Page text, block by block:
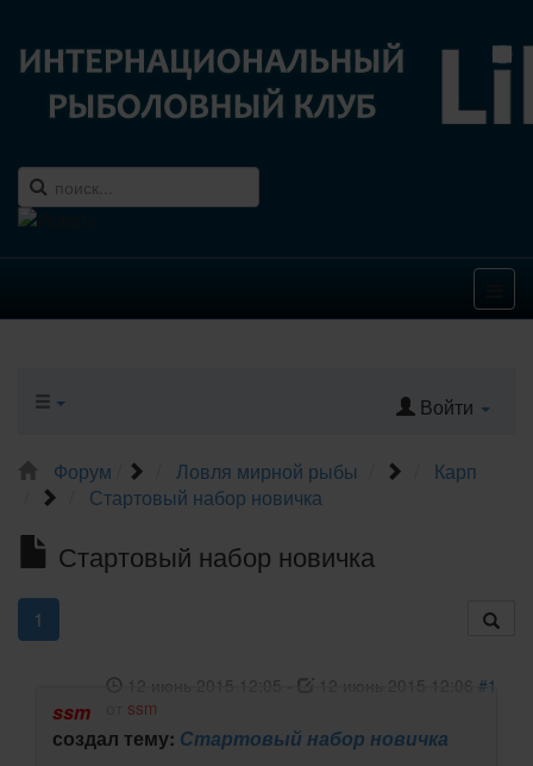
Войти
Форум Ловля мирной рыбы
Карп
Стартовый набор новичка
Стартовый набор новичка
1
12 июнь 2015 12:05 12 июнь 2015 12:06 #1
ssm
ssm
создал тему: Стартовый набор новичка